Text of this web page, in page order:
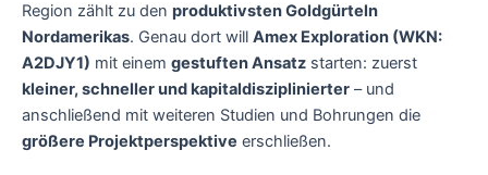
Region zählt zu den produktivsten Goldgürteln
Nordamerikas. Genau dort will Amex Exploration (WKN:
A2DJY1) mit einem gestuften Ansatz starten: zuerst
kleiner, schneller und kapitaldisziplinierter – und
anschließend mit weiteren Studien und Bohrungen die
größere Projektperspektive erschließen.